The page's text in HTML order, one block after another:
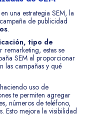
una estrategia SEM, la
de publicidad
.
tipo de
remarketing, estas se
SEM al proporcionar
las campañas y qué
uso de
te permiten agregar
números de teléfono,
Esto mejora la visibilidad